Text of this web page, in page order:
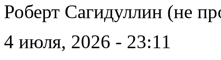
Роберт Сагидуллин (не
4 июля, 2026 - 23:11